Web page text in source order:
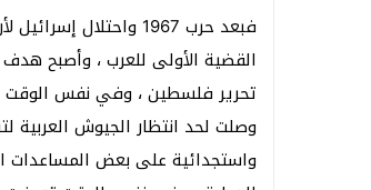
فبعد حرب 1967
تحرير فلسطين ، وفي نفس الوقت
وصلت لحد انتظار الجيوش
واستجدائية على بعض المساعدات